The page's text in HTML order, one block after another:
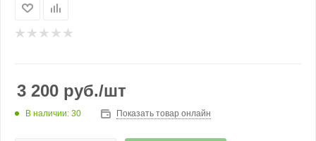
3 200 руб./шт
В наличии: 30 Показать товар онлайн